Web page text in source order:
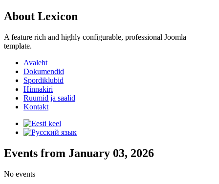
About Lexicon
A feature rich and highly configurable, professional Joomla
template.
Avaleht
Dokumendid
Spordiklubid
Hinnakiri
Ruumid ja saalid
Kontakt
Events from January 03, 2026
No events